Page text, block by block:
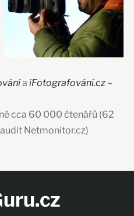
a iFotografování.cz –
cca 60 000 čtenářů (62
Netmonitor.cz)